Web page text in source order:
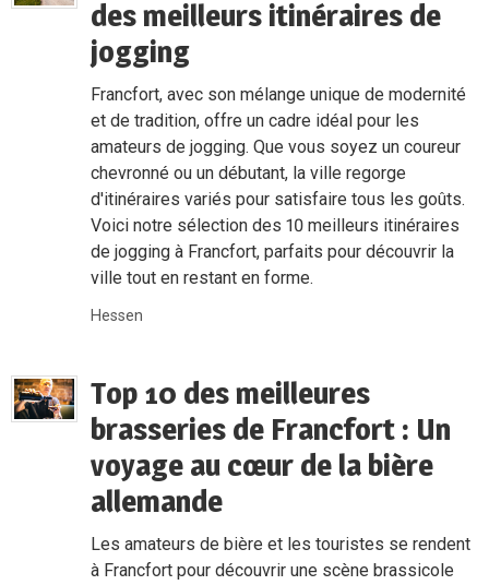
des meilleurs itinéraires de
jogging
Francfort, avec son mélange unique de modernité
et de tradition, offre un cadre idéal pour les
amateurs de jogging. Que vous soyez un coureur
chevronné ou un débutant, la ville regorge
d'itinéraires variés pour satisfaire tous les goûts.
Voici notre sélection des 10 meilleurs itinéraires
de jogging à Francfort, parfaits pour découvrir la
ville tout en restant en forme.
Hessen
Top 10 des meilleures
brasseries de Francfort : Un
voyage au cœur de la bière
allemande
Les amateurs de bière et les touristes se rendent
à Francfort pour découvrir une scène brassicole